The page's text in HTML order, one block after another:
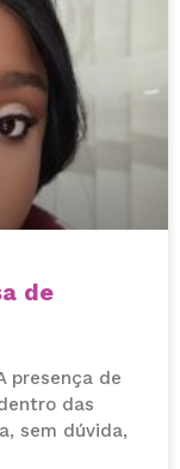
de
presença de
das
sem dúvida,